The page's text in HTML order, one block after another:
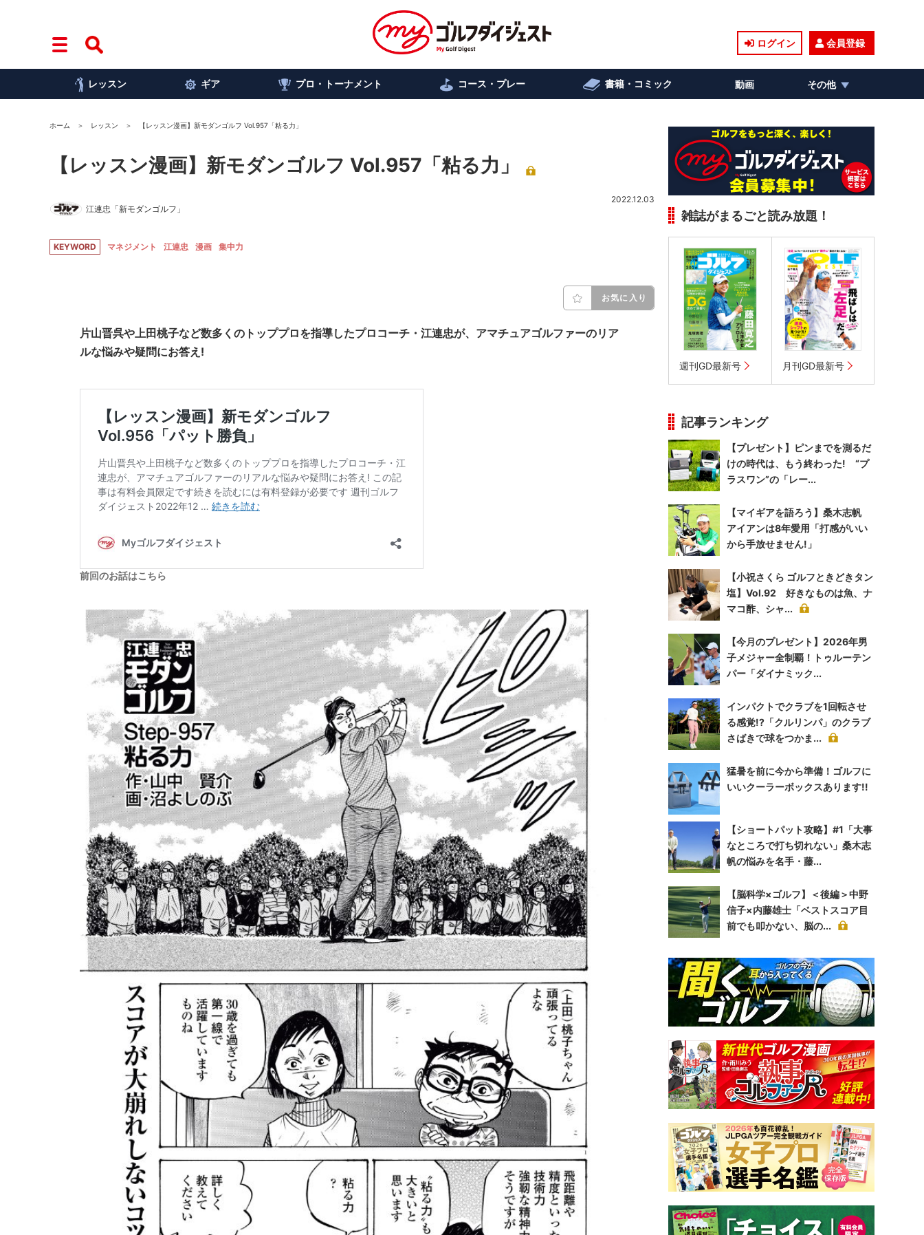
ログイン 会員登録
レッスン ギア プロ・トーナメント コース・プレー 書籍・コミック 動画 その他
ホーム レッスン 【レッスン漫画】新モダンゴルフ Vol.957「粘る力」
【レッスン漫画】新モダンゴルフ Vol.957「粘る力」
江連忠「新モダンゴルフ」
2022.12.03
KEYWORD マネジメント 江連忠 漫画 集中力
お気に入り
片山晋呉や上田桃子など数多くのトッププロを指導したプロコーチ・江連忠が、アマチュアゴルファーのリア
ルな悩みや疑問にお答え!
前回のお話はこちら
雑誌がまるごと読み放題！
週刊GD最新号 月刊GD最新号
記事ランキング
【プレゼント】ピンまでを測るだ
けの時代は、もう終わった! “プ
ラスワン”の「レー...
【マイギアを語ろう】桑木志帆
アイアンは8年愛用「打感がいい
から手放せません!」
【小祝さくら ゴルフときどきタン
塩】Vol.92 好きなものは魚、ナ
マコ酢、シャ...
【今月のプレゼント】2026年男
子メジャー全制覇！トゥルーテン
パー「ダイナミック...
インパクトでクラブを1回転させ
る感覚!?「クルリンパ」のクラブ
さばきで球をつかま...
猛暑を前に今から準備！ゴルフに
いいクーラーボックスあります!!
【ショートパット攻略】#1「大事
なところで打ち切れない」桑木志
帆の悩みを名手・藤...
【脳科学×ゴルフ】＜後編＞中野
信子×内藤雄士「ベストスコア目
前でも叩かない、脳の...